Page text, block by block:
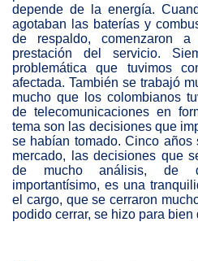
depende de la energía.
agotaban las baterías y
de respaldo, comenzaron
prestación del servicio.
problemática que tuvimos
afectada. También se trabajó
mucho que los colombianos
de telecomunicaciones en
tema son las decisiones que
se habían tomado. Cinco años
mercado, las decisiones que
de mucho análisis, de
importantísimo, es una
el cargo, que se cerraron
podido cerrar, se hizo para bien